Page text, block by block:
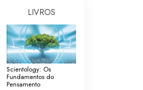
LIVROS
Scientology: Os
Fundamentos do
Pensamento